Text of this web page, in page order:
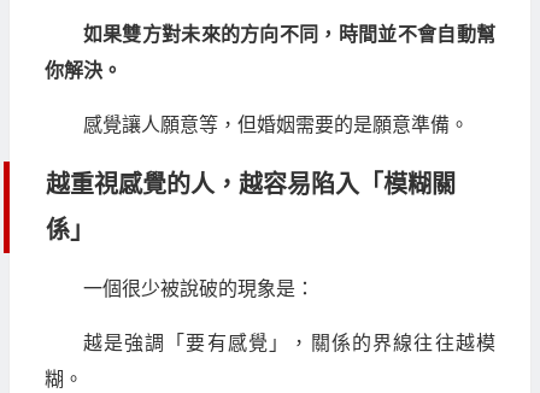
如果雙方對未來的方向不同，時間並不會自動幫
你解決。
感覺讓人願意等，但婚姻需要的是願意準備。
越重視感覺的人，越容易陷入「模糊關
係」
一個很少被說破的現象是：
越是強調「要有感覺」，關係的界線往往越模
糊。